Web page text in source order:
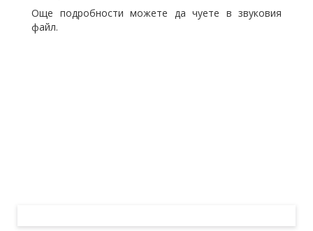
Още подробности можете да чуете в звуковия
файл.